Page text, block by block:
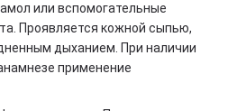
или вспомогательные
Проявляется кожной сыпью,
дыханием. При наличии
применение